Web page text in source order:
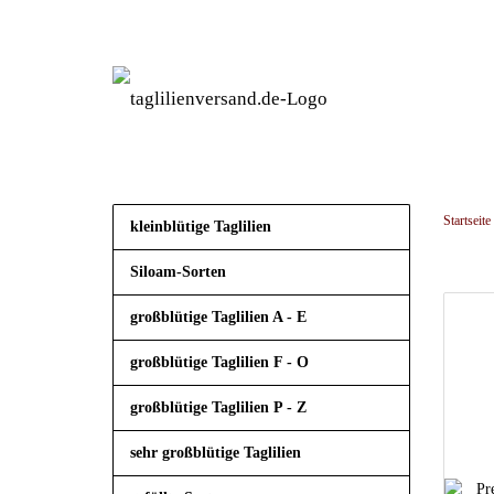
Startseite
kleinblütige Taglilien
Siloam-Sorten
großblütige Taglilien A - E
großblütige Taglilien F - O
großblütige Taglilien P - Z
sehr großblütige Taglilien